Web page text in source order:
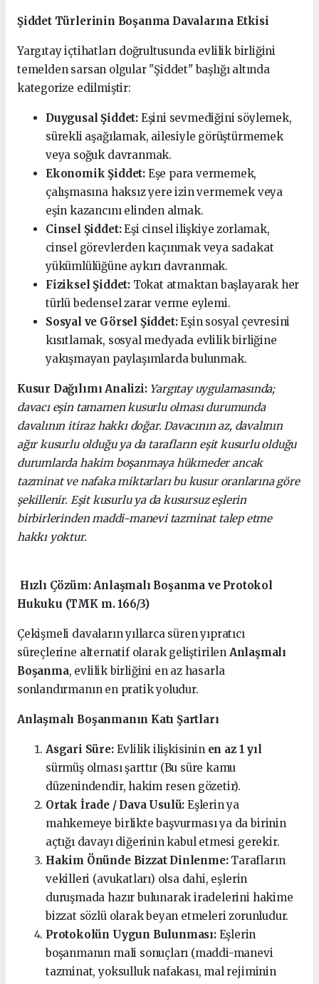
Şiddet Türlerinin Boşanma Davalarına Etkisi
Yargıtay içtihatları doğrultusunda evlilik birliğini
temelden sarsan olgular "Şiddet" başlığı altında
kategorize edilmiştir:
Duygusal Şiddet:Eşini sevmediğini söylemek,
sürekli aşağılamak, ailesiyle görüştürmemek
veya soğuk davranmak.
Ekonomik Şiddet:Eşe para vermemek,
çalışmasına haksız yere izin vermemek veya
eşin kazancını elinden almak.
Cinsel Şiddet:Eşi cinsel ilişkiye zorlamak,
cinsel görevlerden kaçınmak veya sadakat
yükümlülüğüne aykırı davranmak.
Fiziksel Şiddet:Tokat atmaktan başlayarak her
türlü bedensel zarar verme eylemi.
Sosyal ve Görsel Şiddet:Eşin sosyal çevresini
kısıtlamak, sosyal medyada evlilik birliğine
yakışmayan paylaşımlarda bulunmak.
Kusur Dağılımı Analizi: Yargıtay uygulamasında;
davacı eşin tamamen kusurlu olması durumunda
davalının itiraz hakkı doğar. Davacının az, davalının
ağır kusurlu olduğu ya da tarafların eşit kusurlu olduğu
durumlarda hakim boşanmaya hükmeder ancak
tazminat ve nafaka miktarları bu kusur oranlarına göre
şekillenir. Eşit kusurlu ya da kusursuz eşlerin
birbirlerinden maddi-manevi tazminat talep etme
hakkı yoktur.
Hızlı Çözüm: Anlaşmalı Boşanma ve Protokol
Hukuku (TMK m. 166/3)
Çekişmeli davaların yıllarca süren yıpratıcı
süreçlerine alternatif olarak geliştirilen Anlaşmalı
Boşanma, evlilik birliğini en az hasarla
sonlandırmanın en pratik yoludur.
Anlaşmalı Boşanmanın Katı Şartları
Asgari Süre:Evlilik ilişkisinin en az 1 yıl
sürmüş olması şarttır (Bu süre kamu
düzenindendir, hakim resen gözetir).
Ortak İrade / Dava Usulü: Eşlerin ya
mahkemeye birlikte başvurması ya da birinin
açtığı davayı diğerinin kabul etmesi gerekir.
Hakim Önünde Bizzat Dinlenme:Tarafların
vekilleri (avukatları) olsa dahi, eşlerin
duruşmada hazır bulunarak iradelerini hakime
bizzat sözlü olarak beyan etmeleri zorunludur.
Protokolün Uygun Bulunması:Eşlerin
boşanmanın mali sonuçları (maddi-manevi
tazminat, yoksulluk nafakası, mal rejiminin